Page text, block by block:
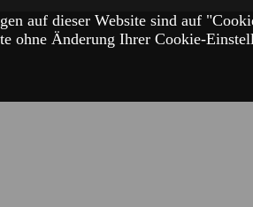
auf dieser Website sind auf
ohne Änderung Ihrer Cookie-